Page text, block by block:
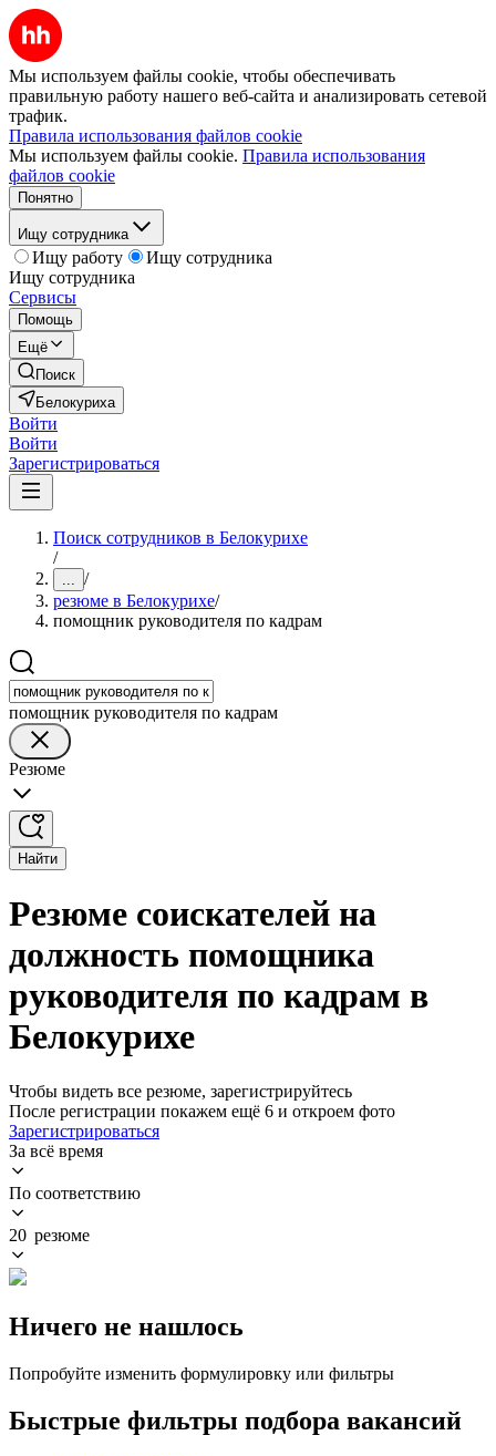
Мы используем файлы cookie, чтобы обеспечивать
правильную работу нашего веб-сайта и анализировать сетевой
трафик.
Правила использования файлов cookie
Мы используем файлы cookie. Правила использования
файлов cookie
Понятно
Ищу сотрудника
Ищу работу
Ищу сотрудника
Ищу сотрудника
Сервисы
Помощь
Ещё
Поиск
Белокуриха
Войти
Войти
Зарегистрироваться
Поиск сотрудников в Белокурихе
/
... /
резюме в Белокурихе/
помощник руководителя по кадрам
помощник руководителя по кадрам
Резюме
Найти
Резюме соискателей на
должность помощника
руководителя по кадрам в
Белокурихе
Чтобы видеть все резюме, зарегистрируйтесь
После регистрации покажем ещё 6 и откроем фото
Зарегистрироваться
За всё время
По соответствию
20 резюме
Ничего не нашлось
Попробуйте изменить формулировку или фильтры
Быстрые фильтры подбора вакансий